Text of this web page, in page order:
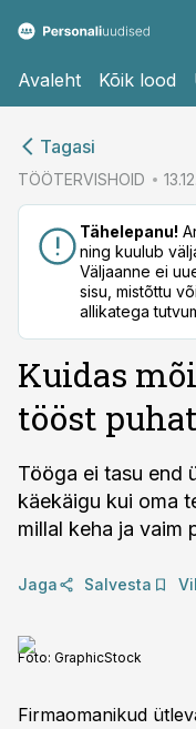
Avaleht Kõik lood
Tagasi
TÖÖTERVISHOID
Tähelepanu!
ning kuulub
Väljaanne ei
sisu, mistõttu
allikatega
Kuidas
tööst
Tööga ei tasu end
käekäigu kui oma
millal keha ja vaim
Jaga Salvesta
Foto: GraphicStock
Firmaomanikud